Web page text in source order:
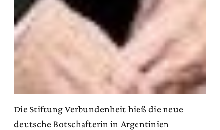
Die Stiftung Verbundenheit hieß die neue
deutsche Botschafterin in Argentinien